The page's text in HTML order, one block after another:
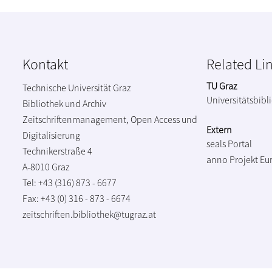
Kontakt
Technische Universität Graz
Bibliothek und Archiv
Zeitschriftenmanagement, Open Access und
Digitalisierung
Technikerstraße 4
A-8010 Graz
Tel: +43 (316) 873 - 6677
Fax: +43 (0) 316 - 873 - 6674
zeitschriften.bibliothek@tugraz.at
Related
TU Graz
Extern
seals Portal
anno Projekt